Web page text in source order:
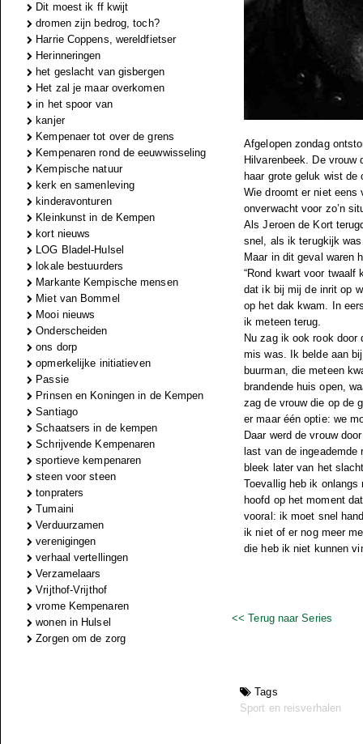
Dit moest ik ff kwijt
dromen zijn bedrog, toch?
Harrie Coppens, wereldfietser
Herinneringen
het geslacht van gisbergen
Het zal je maar overkomen
in het spoor van
kanjer
Kempenaer tot over de grens
Kempenaren rond de eeuwwisseling
Kempische natuur
kerk en samenleving
kinderavonturen
Kleinkunst in de Kempen
kort nieuws
LOG Bladel-Hulsel
lokale bestuurders
Markante Kempische mensen
Miet van Bommel
Mooi nieuws
Onderscheiden
ons dorp
opmerkelijke initiatieven
Passie
Prinsen en Koningen in de Kempen
Santiago
Schaatsers in de kempen
Schrijvende Kempenaren
sportieve kempenaren
steen voor steen
tonpraters
Tumaini
Verduurzamen
verenigingen
verhaal vertellingen
Verzamelaars
Vrijthof-Vrijthof
vrome Kempenaren
wonen in Hulsel
Zorgen om de zorg
Afgelopen zondag
Hilvarenbeek. De
haar grote geluk wist de
Wie droomt er niet
onverwacht voor zo’n
Als Jeroen de Kort
snel, als ik terugkijk
Maar in dit geval waren
“Rond kwart voor
dat ik bij mij de inrit op
op het dak kwam. In
ik meteen terug.
Nu zag ik ook rook
mis was. Ik belde aan
buurman, die meteen
brandende huis open,
zag de vrouw die op de
er maar één optie: we
Daar werd de vrouw
last van de
bleek later van het
Toevallig heb ik onlangs
hoofd op het moment
vooral: ik moet snel
ik niet of er nog meer
die heb ik niet kunnen
<< Terug naar Series
Tags
Sport en reisverhalen